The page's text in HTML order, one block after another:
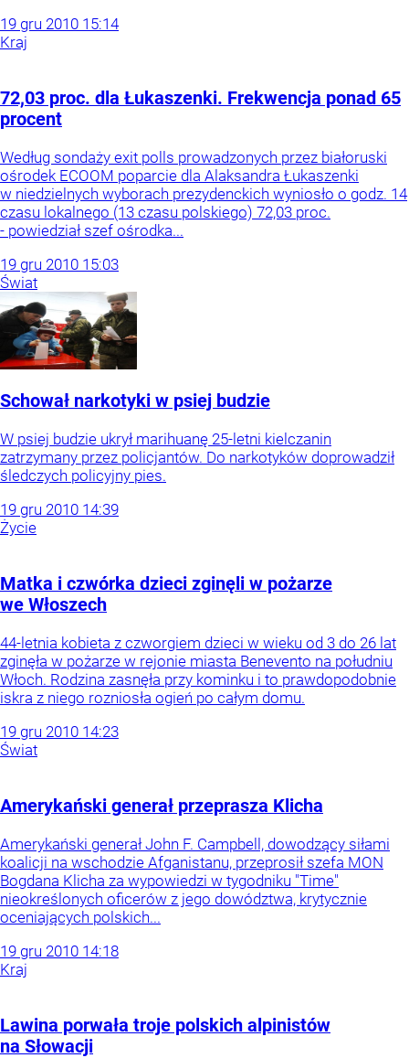
19 gru 2010 15:14
Kraj
72,03 proc. dla Łukaszenki. Frekwencja ponad 65
procent
Według sondaży exit polls prowadzonych przez białoruski
ośrodek ECOOM poparcie dla Alaksandra Łukaszenki
w niedzielnych wyborach prezydenckich wyniosło o godz. 14
czasu lokalnego (13 czasu polskiego) 72,03 proc.
- powiedział szef ośrodka...
19 gru 2010 15:03
Świat
Schował narkotyki w psiej budzie
W psiej budzie ukrył marihuanę 25-letni kielczanin
zatrzymany przez policjantów. Do narkotyków doprowadził
śledczych policyjny pies.
19 gru 2010 14:39
Życie
Matka i czwórka dzieci zginęli w pożarze
we Włoszech
44-letnia kobieta z czworgiem dzieci w wieku od 3 do 26 lat
zginęła w pożarze w rejonie miasta Benevento na południu
Włoch. Rodzina zasnęła przy kominku i to prawdopodobnie
iskra z niego rozniosła ogień po całym domu.
19 gru 2010 14:23
Świat
Amerykański generał przeprasza Klicha
Amerykański generał John F. Campbell, dowodzący siłami
koalicji na wschodzie Afganistanu, przeprosił szefa MON
Bogdana Klicha za wypowiedzi w tygodniku "Time"
nieokreślonych oficerów z jego dowództwa, krytycznie
oceniających polskich...
19 gru 2010 14:18
Kraj
Lawina porwała troje polskich alpinistów
na Słowacji